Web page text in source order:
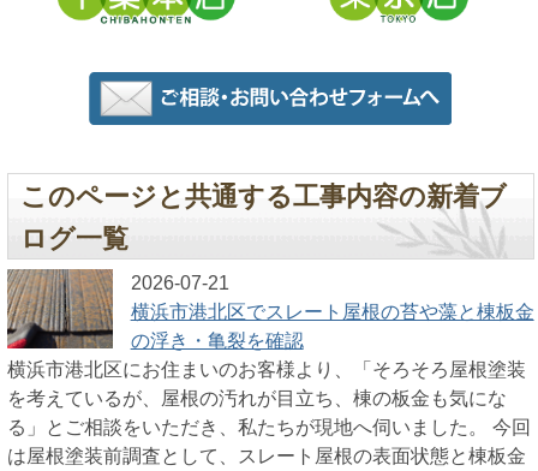
このページと共通する工事内容の新着ブ
ログ一覧
2026-07-21
横浜市港北区でスレート屋根の苔や藻と棟板金
の浮き・亀裂を確認
横浜市港北区にお住まいのお客様より、「そろそろ屋根塗装
を考えているが、屋根の汚れが目立ち、棟の板金も気にな
る」とご相談をいただき、私たちが現地へ伺いました。 今回
は屋根塗装前調査として、スレート屋根の表面状態と棟板金